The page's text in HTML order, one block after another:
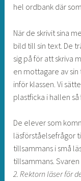
hel ordbank där
När de skrivit sina
bild till sin text. De
sig på för att skriva
en mottagare av
inför klassen. Vi
plastficka i hallen
De elever som
läsförståelsefrågor
tillsammans i små
tillsammans.
2. Rektorn läser för